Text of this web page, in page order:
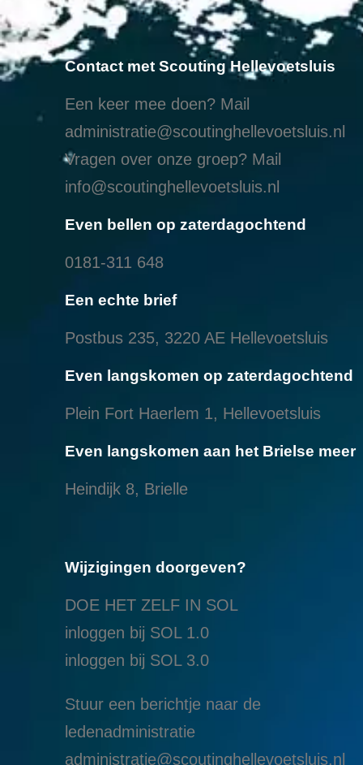
Contact met Scouting Hellevoetsluis
Een keer mee doen? Mail
administratie@scoutinghellevoetsluis.nl
Vragen over onze groep? Mail
info@scoutinghellevoetsluis.nl
Even bellen op zaterdagochtend
0181-311 648
Een echte brief
Postbus 235, 3220 AE Hellevoetsluis
Even langskomen op zaterdagochtend
Plein Fort Haerlem 1, Hellevoetsluis
Even langskomen aan het Brielse meer
Heindijk 8, Brielle
Wijzigingen doorgeven?
DOE HET ZELF IN SOL
inloggen bij SOL 1.0
inloggen bij SOL 3.0
Stuur een berichtje naar de
ledenadministratie
administratie@scoutinghellevoetsluis.nl